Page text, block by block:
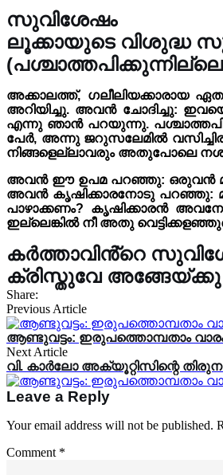
സുവിശേഷം
ലൂക്കായുടെ വിശുദ്ധ
അക്കാലത്ത്, ഗലീലിയക്കാരായ
അറിയിച്ചു. അവൻ ചോദിച്ചു:
എന്നു ഞാൻ പറയുന്നു.
പേർ, അന്നു ജറുസലേമിൽ
നിങ്ങളെല്ലാവരും അതുപോലെ
അവൻ ഈ ഉപമ പറഞ്ഞു: ഒരുവൻ
അവൻ കൃഷിക്കാരനോടു പറഞ്ഞു:
പാഴാക്കണം? കൃഷിക്കാരൻ
ഇല്ലെങ്കിൽ നീ അതു
കർത്താവിൻ്റെ
ക്രിസ്തുവേ അങ്ങേയ്ക്കു
Share:
Previous Article
ആണ്ടുവട്ടം: ഇരുപത്തൊമ്പതാം
Next Article
വി. കാർലോ അക്യൂറ്റിസിന്റെ
Leave a Reply
Your email address will not be published.
Comment *